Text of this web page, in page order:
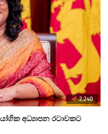
2,240
අධ්‍යාපන රටාවකට